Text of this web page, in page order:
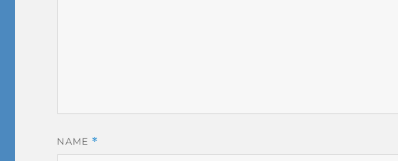
NAME *